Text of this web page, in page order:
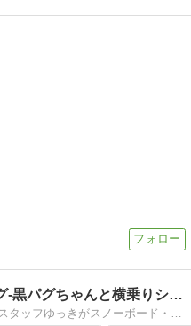
どるちぇとゆっきのブログ-黒パグちゃんと横乗りショップ店員
黒パグどるちぇと横乗りSHOPスタッフゆっきがスノーボード・サーフィン・スケートボードの有益な情報と２人の日常を配信します。